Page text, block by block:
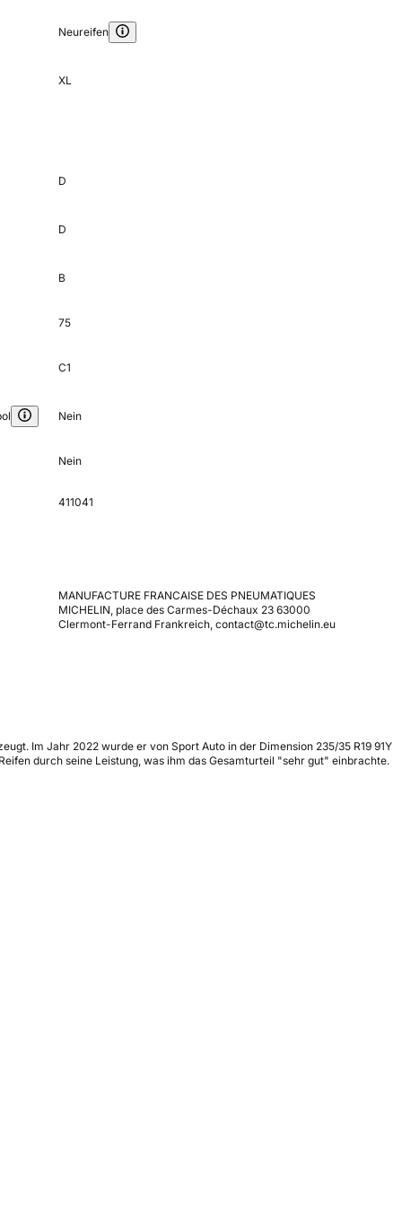
Neureifen
XL
D
D
B
75
C1
Nein
Nein
411041
MANUFACTURE FRANCAISE DES PNEUMATIQUES
MICHELIN, place des Carmes-Déchaux 23 63000
Clermont-Ferrand Frankreich, contact@tc.michelin.eu
Im Jahr 2022 wurde er von Sport Auto in der Dimension 235/35 R19 91Y
durch seine Leistung, was ihm das Gesamturteil "sehr gut" einbrachte.